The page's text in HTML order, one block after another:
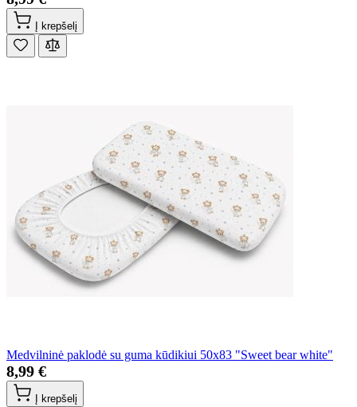
Į krepšelį
Medvilninė paklodė su guma kūdikiui 50x83 "Sweet bear white"
8,99 €
Į krepšelį